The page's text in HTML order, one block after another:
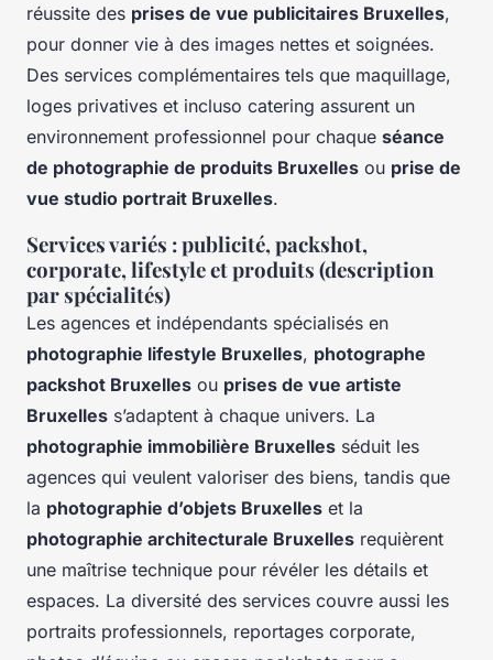
réussite des prises de vue publicitaires Bruxelles,
pour donner vie à des images nettes et soignées.
Des services complémentaires tels que maquillage,
loges privatives et incluso catering assurent un
environnement professionnel pour chaque séance
de photographie de produits Bruxelles ou prise de
vue studio portrait Bruxelles.
Services variés : publicité, packshot,
corporate, lifestyle et produits (description
par spécialités)
Les agences et indépendants spécialisés en
photographie lifestyle Bruxelles, photographe
packshot Bruxelles ou prises de vue artiste
Bruxelles s’adaptent à chaque univers. La
photographie immobilière Bruxelles séduit les
agences qui veulent valoriser des biens, tandis que
la photographie d’objets Bruxelles et la
photographie architecturale Bruxelles requièrent
une maîtrise technique pour révéler les détails et
espaces. La diversité des services couvre aussi les
portraits professionnels, reportages corporate,